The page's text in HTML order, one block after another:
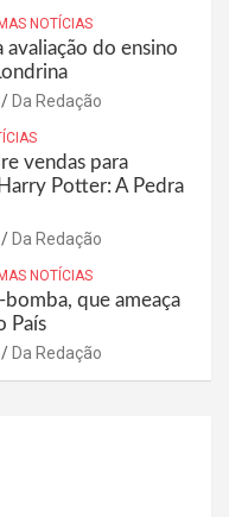
NOTÍCIAS
avaliação do ensino
Da Redação
vendas para
Potter: A Pedra
Da Redação
NOTÍCIAS
que ameaça
País
Da Redação